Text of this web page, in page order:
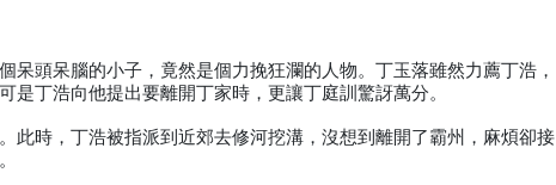
呆頭呆腦的小子，竟然是個力挽狂瀾的人物。丁玉落雖然力薦丁浩，
丁浩向他提出要離開丁家時，更讓丁庭訓驚訝萬分。
此時，丁浩被指派到近郊去修河挖溝，沒想到離開了霸州，麻煩卻接